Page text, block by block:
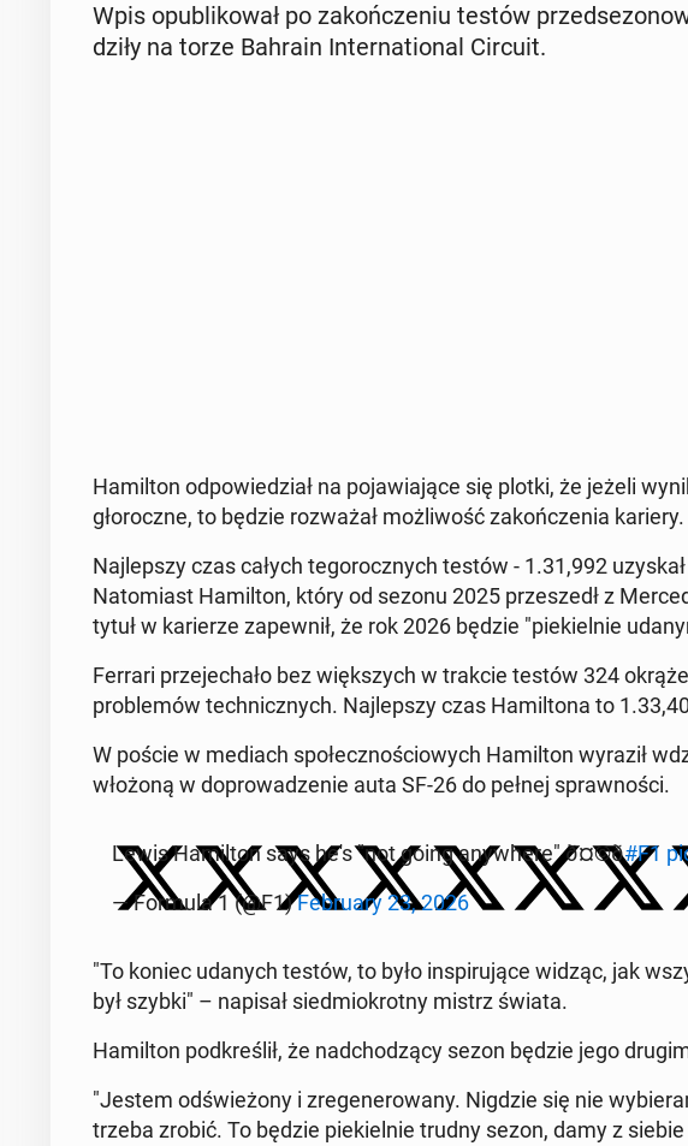
Wpis opu­bli­ko­wał po za­koń­cze­niu testów
dzi­ły na torze Bahrain In­ter­na­tio­nal Circuit.
Ha­mil­ton od­po­wie­dział na po­ja­wia­ją­ce się plotki, że jeżeli
gło­rocz­ne, to będzie roz­wa­żał moż­li­wość za­koń­cze­nia kariery.
Naj­lep­szy czas całych te­go­rocz­nych testów - 1.31,992
Na­to­miast Ha­mil­ton, który od sezonu 2025 prze­szedł z
tytuł w ka­rie­rze za­pew­nił, że rok 2026 będzie "pie­kiel­nie
Ferrari prze­je­cha­ło bez więk­szych w trakcie testów 324
pro­ble­mów tech­nicz­nych. Naj­lep­szy czas Ha­mil­to­na to
W poście w mediach spo­łecz­no­ścio­wych Ha­mil­ton wyraził
włożoną w do­pro­wa­dze­nie auta SF-26 do pełnej spraw­no­ści.
Lewis Ha­mil­ton says he's "not going any­whe­re" ð¤©ð#F1
— Formula 1 (@F1)Fe­bru­ary 23, 2026
"To koniec udanych testów, to było in­spi­ru­ją­ce widząc, jak
był szybki" – napisał sied­mio­krot­ny mistrz świata.
Ha­mil­ton pod­kre­ślił, że nad­cho­dzą­cy sezon będzie jego
"Jestem od­świe­żo­ny i zre­ge­ne­ro­wa­ny. Nigdzie się nie
trzeba zrobić. To będzie pie­kiel­nie trudny sezon, damy z